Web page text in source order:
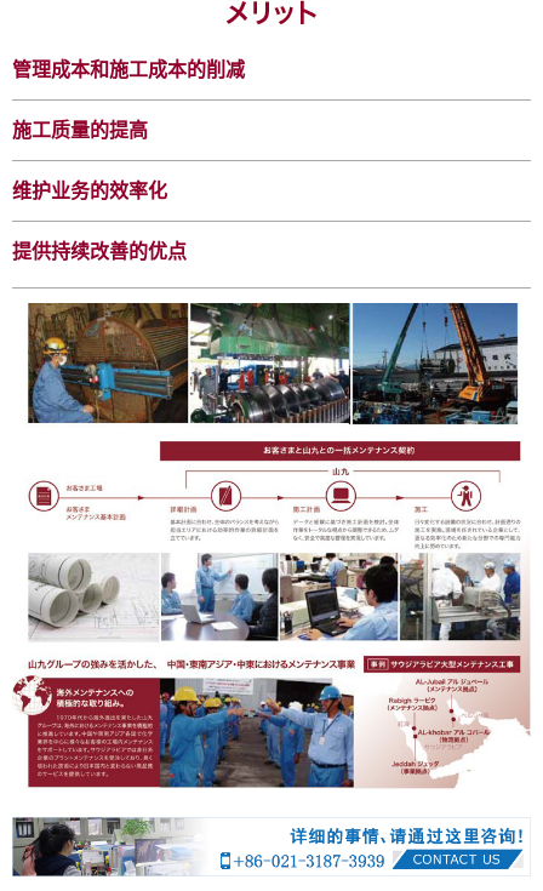
管理成本和施工成本的削减
施工质量的提高
维护业务的效率化
提供持续改善的优点